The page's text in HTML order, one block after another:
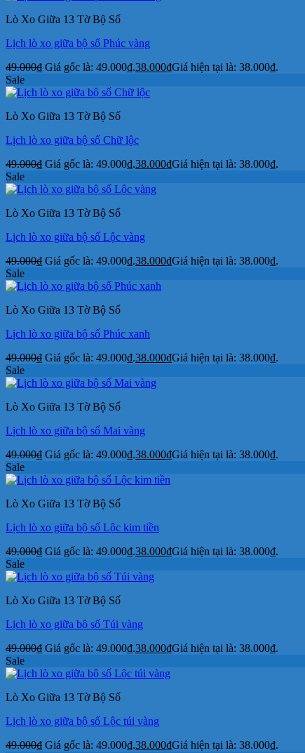
Lò Xo Giữa 13 Tờ Bộ Số
Lịch lò xo giữa bộ số Phúc vàng
49.000₫ Giá gốc là: 49.000₫.38.000₫Giá hiện tại là: 38.000₫.
Sale
Lò Xo Giữa 13 Tờ Bộ Số
Lịch lò xo giữa bộ số Chữ lộc
49.000₫ Giá gốc là: 49.000₫.38.000₫Giá hiện tại là: 38.000₫.
Sale
Lò Xo Giữa 13 Tờ Bộ Số
Lịch lò xo giữa bộ số Lộc vàng
49.000₫ Giá gốc là: 49.000₫.38.000₫Giá hiện tại là: 38.000₫.
Sale
Lò Xo Giữa 13 Tờ Bộ Số
Lịch lò xo giữa bộ số Phúc xanh
49.000₫ Giá gốc là: 49.000₫.38.000₫Giá hiện tại là: 38.000₫.
Sale
Lò Xo Giữa 13 Tờ Bộ Số
Lịch lò xo giữa bộ số Mai vàng
49.000₫ Giá gốc là: 49.000₫.38.000₫Giá hiện tại là: 38.000₫.
Sale
Lò Xo Giữa 13 Tờ Bộ Số
Lịch lò xo giữa bộ số Lộc kim tiền
49.000₫ Giá gốc là: 49.000₫.38.000₫Giá hiện tại là: 38.000₫.
Sale
Lò Xo Giữa 13 Tờ Bộ Số
Lịch lò xo giữa bộ số Túi vàng
49.000₫ Giá gốc là: 49.000₫.38.000₫Giá hiện tại là: 38.000₫.
Sale
Lò Xo Giữa 13 Tờ Bộ Số
Lịch lò xo giữa bộ số Lộc túi vàng
49.000₫ Giá gốc là: 49.000₫.38.000₫Giá hiện tại là: 38.000₫.